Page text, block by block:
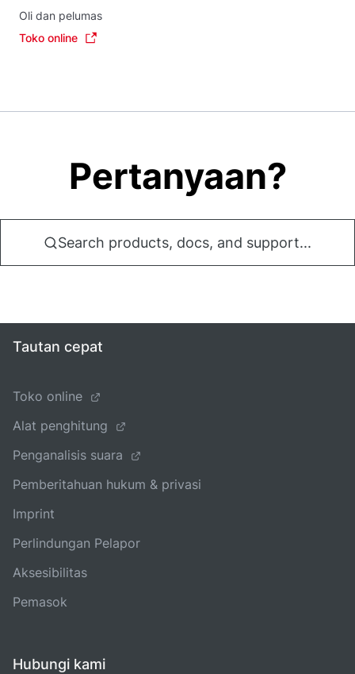
Oli dan pelumas
Toko online
Pertanyaan?
Search products, docs, and support...
Tautan cepat
Toko online
Alat penghitung
Penganalisis suara
Pemberitahuan hukum & privasi
Imprint
Perlindungan Pelapor
Aksesibilitas
Pemasok
Hubungi kami